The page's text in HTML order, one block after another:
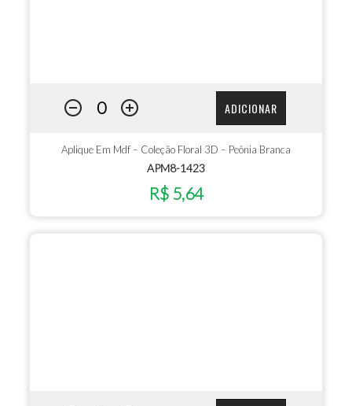
ADICIONAR
Aplique Em Mdf – Coleção Floral 3D – Peônia Branca
APM8-1423
R$ 5,64